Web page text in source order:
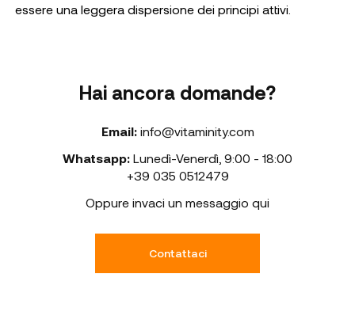
essere una leggera dispersione dei principi attivi.
Hai ancora domande?
Email: info@vitaminity.com
Whatsapp: Lunedì-Venerdì 9:00 - 18:00
+39 035 0512479
Oppure invaci un messaggio qui
Contattaci